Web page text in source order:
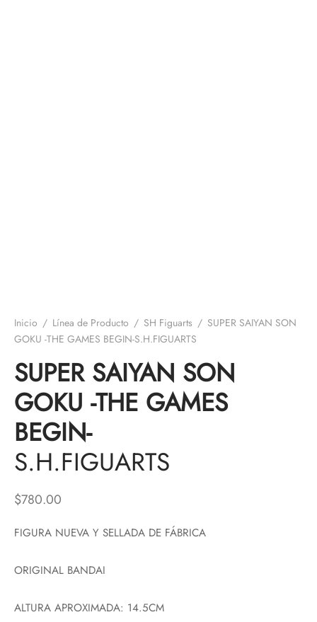
Inicio / Línea de Producto / SH Figuarts / SUPER SAIYAN SON
GOKU -THE GAMES BEGIN-S.H.FIGUARTS
SUPER SAIYAN SON
GOKU -THE GAMES
BEGIN-
S.H.FIGUARTS
$780.00
FIGURA NUEVA Y SELLADA DE FÁBRICA
ORIGINAL BANDAI
ALTURA APROXIMADA: 14.5CM